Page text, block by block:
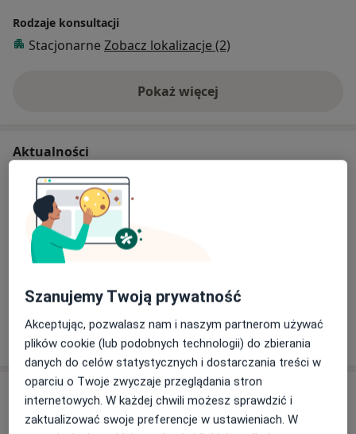
Rodzaje konsultacji
Stacjonarne Zobacz lokalizacje (2)
Pokaż więcejo doświadczeniu
Aktualności
lek. Bartosz Macionczyk
Ignacego Paderewskiego 63, 40-282 Katowice
Mam przyjemność poinformować Państwa, że
rozpoczynam współpracę z przychodnią
wielospecjalistyczną Hygge Clinic, zlokalizowaną
63. Miejsce to oferuje szeroki zakres usług
medycznych, stawiając na kompleksową opiekę
zdrowotną, realizowaną w duchu filozofii hygge
oraz koncepcji opieki zdrowotnej opartej na
wartościach.
Cechą charakterystyczną Hygge Clinic jest
Dowiedz się więcej
06/11/2025
Usługi i ceny
Konsultacja laryngologiczna
Szanujemy Twoją prywatność
Akceptując, pozwalasz nam i naszym partnerom używać
plików cookie (lub podobnych technologii) do zbierania
danych do celów statystycznych i dostarczania treści w
oparciu o Twoje zwyczaje przeglądania stron
internetowych. W każdej chwili możesz sprawdzić i
zaktualizować swoje preferencje w ustawieniach. W